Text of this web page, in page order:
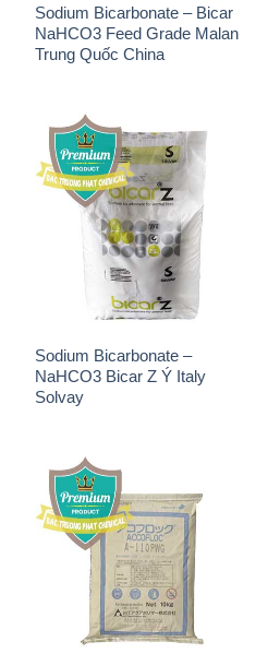
Sodium Bicarbonate – Bicar
NaHCO3 Feed Grade Malan
Trung Quốc China
Sodium Bicarbonate –
NaHCO3 Bicar Z Ý Italy
Solvay